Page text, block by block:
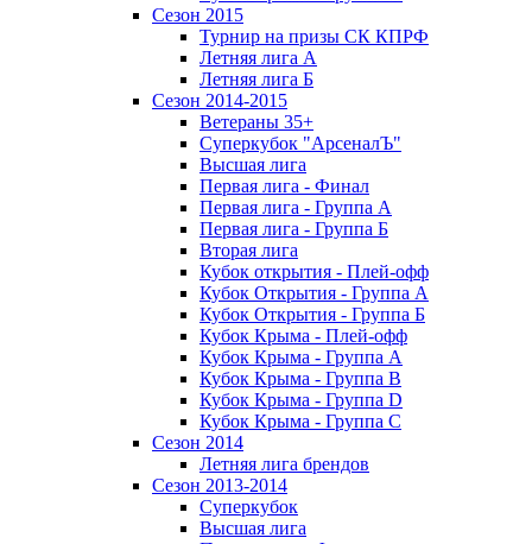
Сезон 2015
Турнир на призы СК КПРФ
Летняя лига А
Летняя лига Б
Сезон 2014-2015
Ветераны 35+
Суперкубок "АрсеналЪ"
Высшая лига
Первая лига - Финал
Первая лига - Группа А
Первая лига - Группа Б
Вторая лига
Кубок открытия - Плей-офф
Кубок Открытия - Группа А
Кубок Открытия - Группа Б
Кубок Крыма - Плей-офф
Кубок Крыма - Группа A
Кубок Крыма - Группа B
Кубок Крыма - Группа D
Кубок Крыма - Группа C
Сезон 2014
Летняя лига брендов
Сезон 2013-2014
Суперкубок
Высшая лига